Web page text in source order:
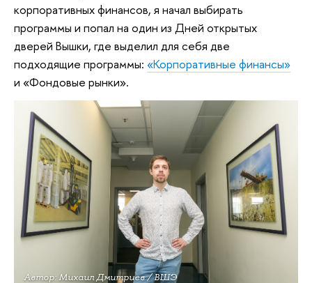
корпоративных финансов, я начал выбирать
программы и попал на один из Дней открытых
дверей Вышки, где выделил для себя две
подходящие программы: «Корпоративные финансы»
и «Фондовые рынки».
Автор: Михаил Дмитриев / ВШЭ